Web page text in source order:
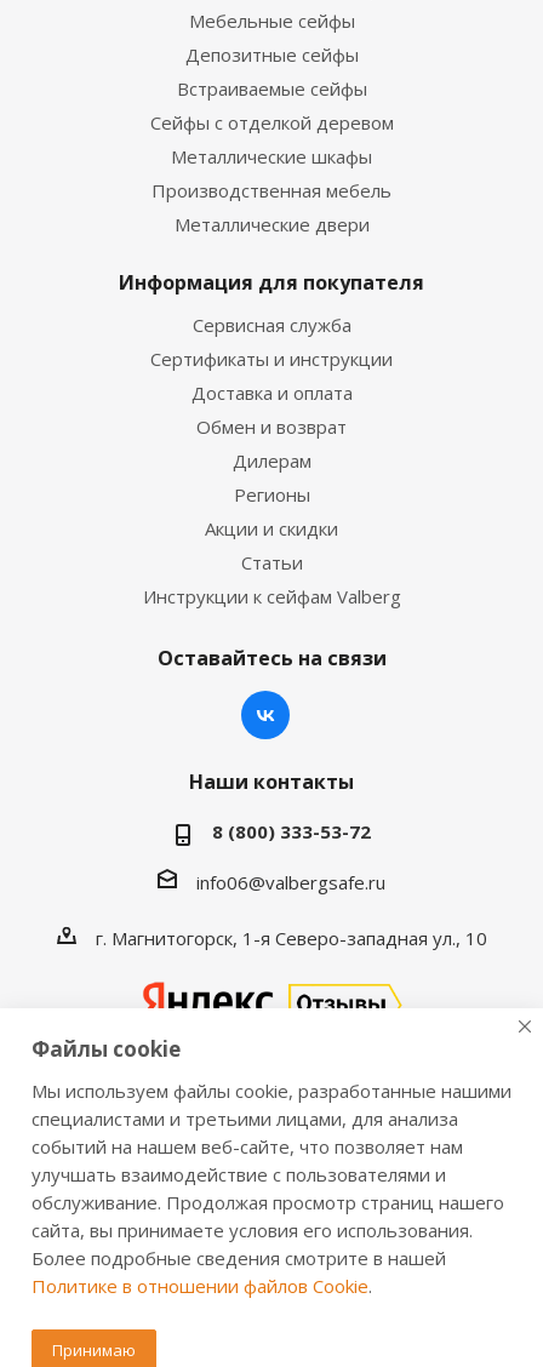
Мебельные сейфы
Депозитные сейфы
Встраиваемые сейфы
Сейфы с отделкой деревом
Металлические шкафы
Производственная мебель
Металлические двери
Информация для покупателя
Сервисная служба
Сертификаты и инструкции
Доставка и оплата
Обмен и возврат
Дилерам
Регионы
Акции и скидки
Статьи
Инструкции к сейфам Valberg
Оставайтесь на связи
Наши контакты
8 (800) 333-53-72
info06@valbergsafe.ru
г. Магнитогорск, 1-я Северо-западная ул., 10
2016-2026 © VALBERGSAFE.RU — Интернет-магазин
сейфов Valberg и металлической мебели Практик.
Продажа сейфов для дома и офиса, металлических
шкафов, стеллажей, металлических дверей.
Информация о розничных ценах, технических
характеристиках, наличии на складе носит справочный
характер и не является публичной офертой,
Файлы cookie
Мы используем файлы cookie, разработанные нашими
специалистами и третьими лицами, для анализа
событий на нашем веб-сайте, что позволяет нам
улучшать взаимодействие с пользователями и
обслуживание. Продолжая просмотр страниц нашего
сайта, вы принимаете условия его использования.
Более подробные сведения смотрите в нашей
Политике в отношении файлов Cookie.
Принимаю